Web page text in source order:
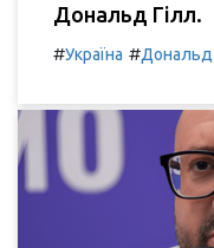
Дональд Гілл.
#Україна #